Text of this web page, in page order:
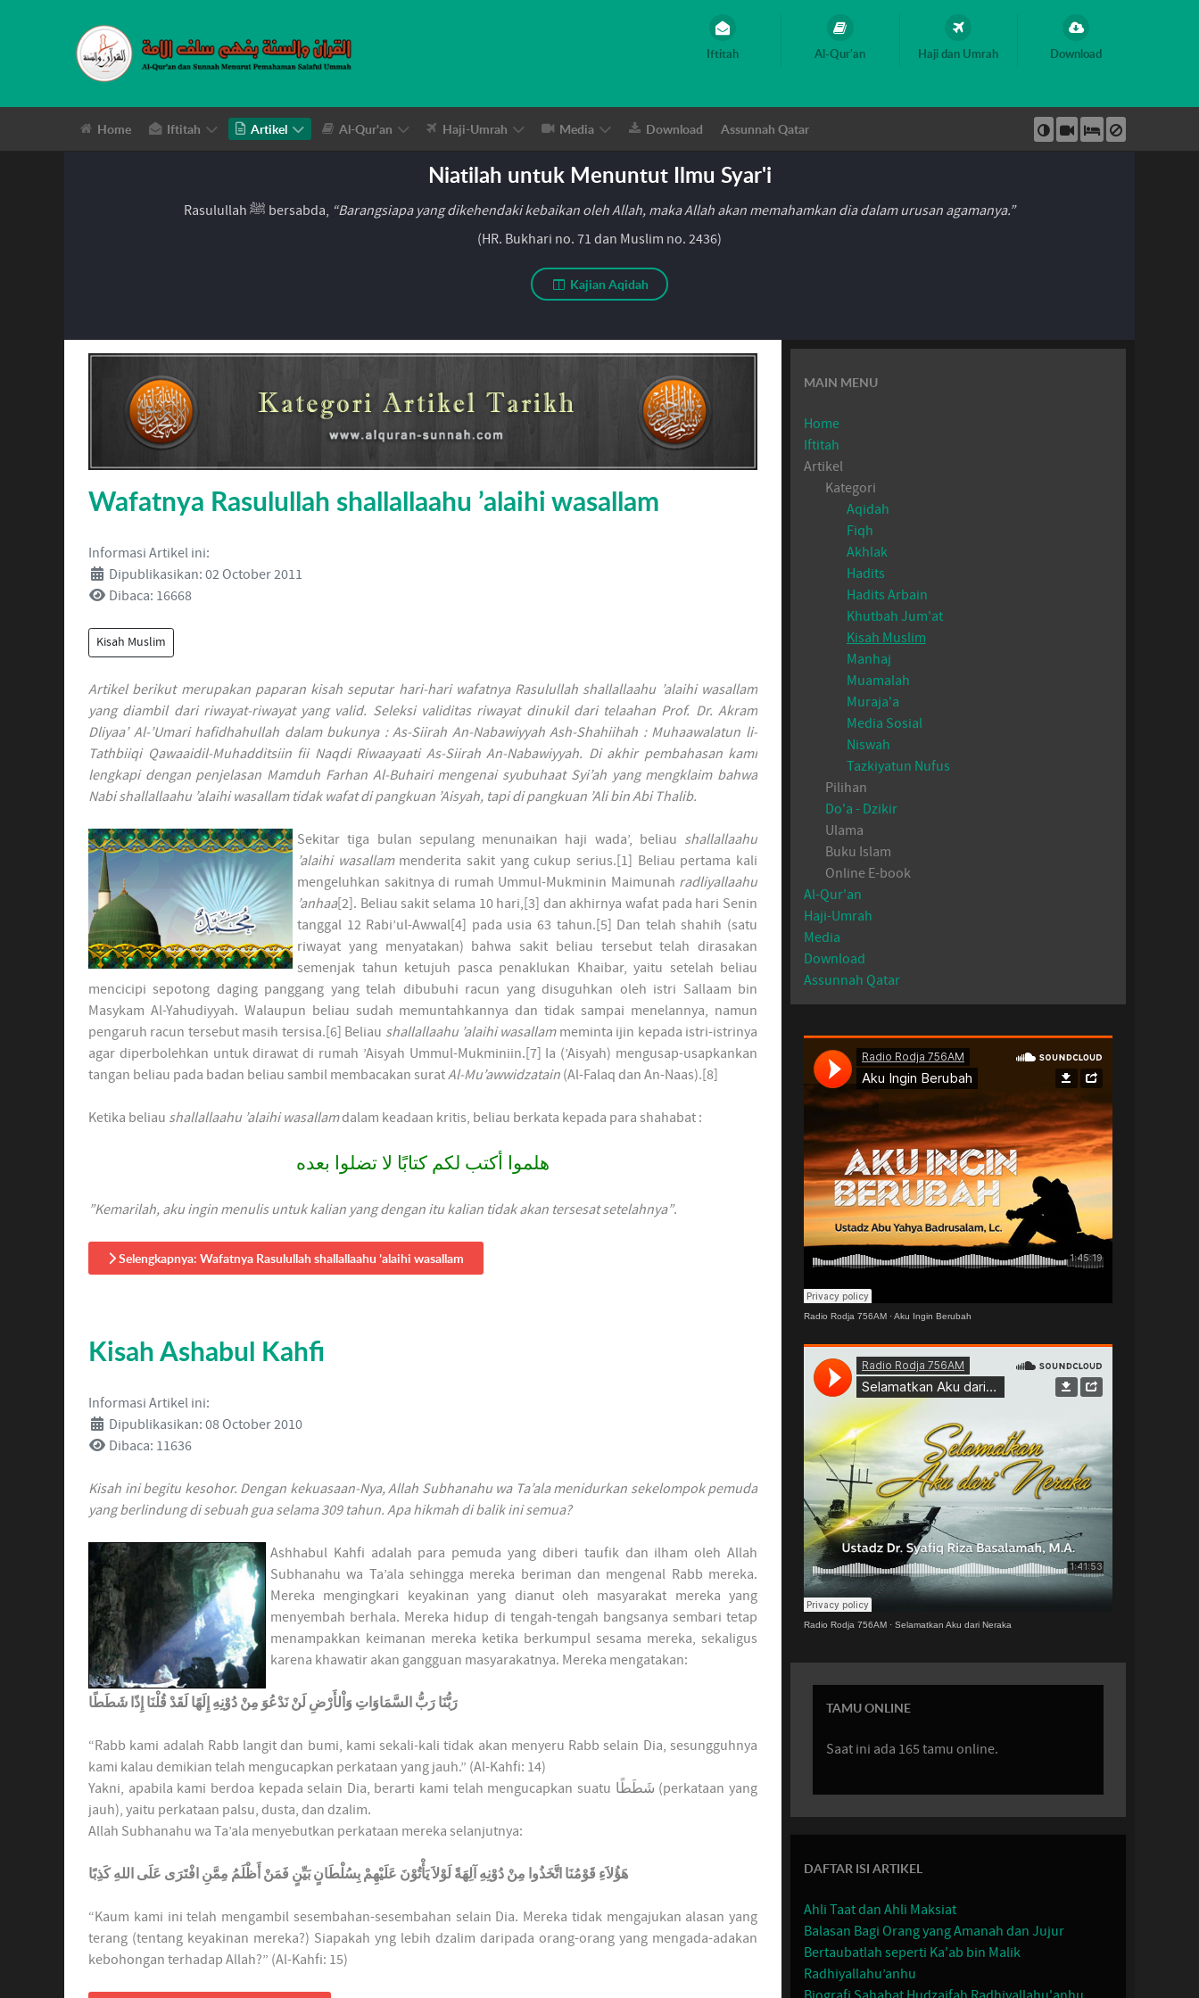
Iftitah Al-Qur'an Haji dan Umrah Download
Home Iftitah Artikel Al-Qur'an Haji-Umrah Media Download Assunnah Qatar
Niatilah untuk Menuntut Ilmu Syar'i
Rasulullah ﷺ bersabda, “Barangsiapa yang dikehendaki kebaikan oleh Allah, maka Allah akan memahamkan dia dalam urusan agamanya.”
(HR. Bukhari no. 71 dan Muslim no. 2436)
Kajian Aqidah
Wafatnya Rasulullah shallallaahu ’alaihi wasallam
Informasi Artikel ini:
Dipublikasikan: 02 October 2011
Dibaca: 16668
Kisah Muslim
Artikel berikut merupakan paparan kisah seputar hari-hari wafatnya Rasulullah shallallaahu ’alaihi wasallam
yang diambil dari riwayat-riwayat yang valid. Seleksi validitas riwayat dinukil dari telaahan Prof. Dr. Akram
Dliyaa’ Al-’Umari hafidhahullah dalam bukunya : As-Siirah An-Nabawiyyah Ash-Shahiihah : Muhaawalatun li-
Tathbiiqi Qawaaidil-Muhadditsiin fii Naqdi Riwaayaati As-Siirah An-Nabawiyyah. Di akhir pembahasan kami
lengkapi dengan penjelasan Mamduh Farhan Al-Buhairi mengenai syubuhaat Syi’ah yang mengklaim bahwa
Nabi shallallaahu ’alaihi wasallam tidak wafat di pangkuan ’Aisyah, tapi di pangkuan ’Ali bin Abi Thalib.
Sekitar tiga bulan sepulang menunaikan haji wada’, beliau shallallaahu
’alaihi wasallammenderita sakit yang cukup serius.[1] Beliau pertama kali
mengeluhkan sakitnya di rumah Ummul-Mukminin Maimunah radliyallaahu
’anhaa[2]. Beliau sakit selama 10 hari,[3] dan akhirnya wafat pada hari Senin
tanggal 12 Rabi’ul-Awwal[4] pada usia 63 tahun.[5] Dan telah shahih (satu
riwayat yang menyatakan) bahwa sakit beliau tersebut telah dirasakan
semenjak tahun ketujuh pasca penaklukan Khaibar, yaitu setelah beliau
mencicipi sepotong daging panggang yang telah dibubuhi racun yang disuguhkan oleh istri Sallaam bin
Masykam Al-Yahudiyyah. Walaupun beliau sudah memuntahkannya dan tidak sampai menelannya, namun
pengaruh racun tersebut masih tersisa.[6] Beliau shallallaahu ’alaihi wasallam meminta ijin kepada istri-istrinya
agar diperbolehkan untuk dirawat di rumah ’Aisyah Ummul-Mukminiin.[7] Ia (’Aisyah) mengusap-usapkankan
tangan beliau pada badan beliau sambil membacakan suratAl-Mu’awwidzatain (Al-Falaq dan An-Naas).[8]
Ketika beliau shallallaahu ’alaihi wasallamdalam keadaan kritis, beliau berkata kepada para shahabat :
هلموا أكتب لكم كتابًَا لا تضلوا بعده
”Kemarilah, aku ingin menulis untuk kalian yang dengan itu kalian tidak akan tersesat setelahnya”.
Selengkapnya: Wafatnya Rasulullah shallallaahu ’alaihi wasallam
Kisah Ashabul Kahfi
Informasi Artikel ini:
Dipublikasikan: 08 October 2010
Dibaca: 11636
Kisah ini begitu kesohor. Dengan kekuasaan-Nya, Allah Subhanahu wa Ta’ala menidurkan sekelompok pemuda
yang berlindung di sebuah gua selama 309 tahun. Apa hikmah di balik ini semua?
Ashhabul Kahfi adalah para pemuda yang diberi taufik dan ilham oleh Allah
Subhanahu wa Ta’ala sehingga mereka beriman dan mengenal Rabb mereka.
Mereka mengingkari keyakinan yang dianut oleh masyarakat mereka yang
menyembah berhala. Mereka hidup di tengah-tengah bangsanya sembari tetap
menampakkan keimanan mereka ketika berkumpul sesama mereka, sekaligus
karena khawatir akan gangguan masyarakatnya. Mereka mengatakan:
رَبُّنَا رَبُّ السَّمَاوَاتِ وَاْلأَرْضِ لَنْ نَدْعُوَ مِنْ دُوْنِهِ إِلَهًا لَقَدْ قُلْنَا إِذًا شَطَطًا
“Rabb kami adalah Rabb langit dan bumi, kami sekali-kali tidak akan menyeru Rabb selain Dia, sesungguhnya
kami kalau demikian telah mengucapkan perkataan yang jauh.” (Al-Kahfi: 14)
Yakni, apabila kami berdoa kepada selain Dia, berarti kami telah mengucapkan suatu شَطَطًا (perkataan yang
jauh), yaitu perkataan palsu, dusta, dan dzalim.
Allah Subhanahu wa Ta’ala menyebutkan perkataan mereka selanjutnya:
هَؤُلاَءِ قَوْمُنَا اتَّخَذُوا مِنْ دُوْنِهِ آلِهَةً لَوْلاَ يَأْتُوْنَ عَلَيْهِمْ بِسُلْطَانٍ بَيِّنٍ فَمَنْ أَظْلَمُ مِمَّنِ افْتَرَى عَلَى اللهِ كَذِبًا
“Kaum kami ini telah mengambil sesembahan-sesembahan selain Dia. Mereka tidak mengajukan alasan yang
terang (tentang keyakinan mereka?) Siapakah yng lebih dzalim daripada orang-orang yang mengada-adakan
kebohongan terhadap Allah?” (Al-Kahfi: 15)
MAIN MENU
Home
Iftitah
Artikel
Kategori
Aqidah
Fiqh
Akhlak
Hadits
Hadits Arbain
Khutbah Jum'at
Kisah Muslim
Manhaj
Muamalah
Muraja'a
Media Sosial
Niswah
Tazkiyatun Nufus
Pilihan
Do'a - Dzikir
Ulama
Buku Islam
Online E-book
Al-Qur'an
Haji-Umrah
Media
Download
Assunnah Qatar
Radio Rodja 756AM ·Aku Ingin Berubah
Radio Rodja 756AM · Selamatkan Aku dari Neraka
TAMU ONLINE
Saat ini ada 165 tamu online.
DAFTAR ISI ARTIKEL
Ahli Taat dan Ahli Maksiat
Balasan Bagi Orang yang Amanah dan Jujur
Bertaubatlah seperti Ka'ab bin Malik
Radhiyallahu’anhu